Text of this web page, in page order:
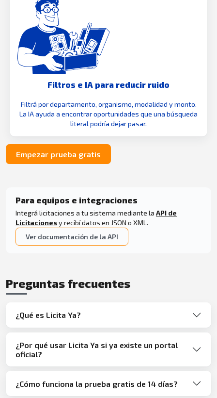
Filtros e IA para reducir ruido
Filtrá por departamento, organismo, modalidad y monto.
La IA ayuda a encontrar oportunidades que una búsqueda
literal podría dejar pasar.
Empezar prueba gratis
Para equipos e integraciones
Integrá licitaciones a tu sistema mediante la API de
Licitacionesy recibí datos en JSON o XML.
Ver documentación de la API
Preguntas frecuentes
¿Qué es Licita Ya?
¿Por qué usar Licita Ya si ya existe un portal
oficial?
¿Cómo funciona la prueba gratis de 14 días?